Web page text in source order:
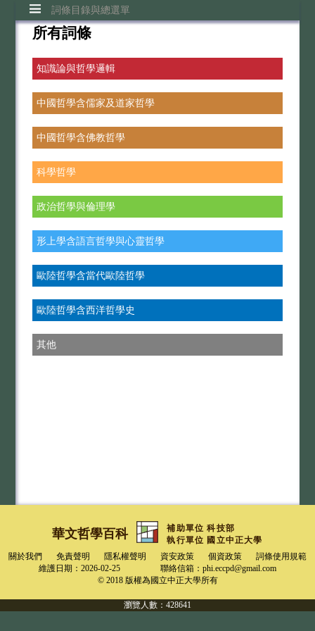
詞條目錄與總選單
所有詞條
知識論與哲學邏輯
中國哲學含儒家及道家哲學
中國哲學含佛教哲學
科學哲學
政治哲學與倫理學
形上學含語言哲學與心靈哲學
歐陸哲學含當代歐陸哲學
歐陸哲學含西洋哲學史
其他
華文哲學百科 補助單位科技部
執行單位 國立中正大學
關於我們
免責聲明 隱私權聲明 資安政策 個資政策
詞條使用規範
維護日期：2026-02-25
聯絡信箱：phi.eccpd@gmail.com
© 2018 版權為國立中正大學所有
瀏覽人數：428641